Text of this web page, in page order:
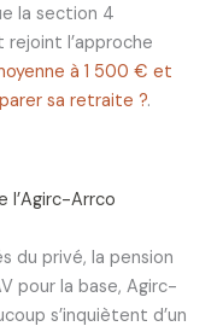
la section 4
l’approche
à 1 500 € et
sa retraite ?.
l’Agirc-Arrco
du privé, la pension
pour la base, Agirc-
s’inquiètent d’un